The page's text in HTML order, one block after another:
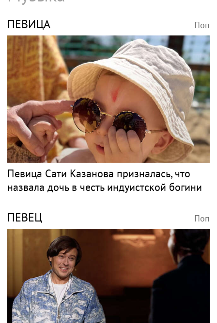
ПЕВИЦА Поп
Певица Сати Казанова призналась, что
назвала дочь в честь индуистской богини
ПЕВЕЦ Поп